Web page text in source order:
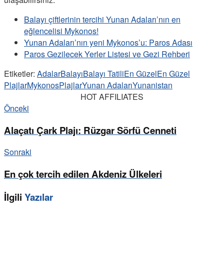
Balayı çiftlerinin tercihi Yunan Adaları’nın en
eğlencelisi Mykonos!
Yunan Adaları’nın yeni Mykonos’u: Paros Adası
Paros Gezilecek Yerler Listesi ve Gezi Rehberi
Etiketler: AdalarBalayıBalayı TatiliEn GüzelEn Güzel
PlajlarMykonosPlajlarYunan AdalarıYunanistan
HOT AFFILIATES
Önceki
Alaçatı Çark Plajı: Rüzgar Sörfü Cenneti
Sonraki
En çok tercih edilen Akdeniz Ülkeleri
İlgili Yazılar